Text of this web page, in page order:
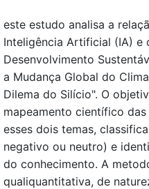
este estudo analisa a
Inteligência Artificial (IA) e
Desenvolvimento
a Mudança Global do
Dilema do Silício". O
mapeamento científico
esses dois temas,
negativo ou neutro) e
do conhecimento. A
qualiquantitativa, de